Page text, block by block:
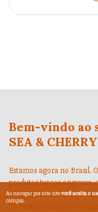
Ao navegar por este sitevocê aceita o
compra.
Bem-vindo ao
SEA &
Estamos agora no Brasil.
produtos turcos originais,
CHERRY traz o melhor
de compra segura e